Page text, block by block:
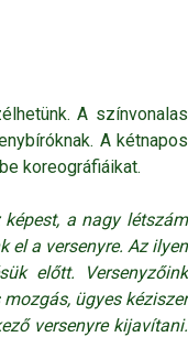
A színvonalas
A kétnapos
koreográfiáikat.
a nagy létszám
el a versenyre. Az ilyen
előtt. Versenyzőink
ügyes kéziszer
versenyre kijavítani.